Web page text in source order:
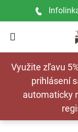
Využite zľavu
prihlásení
automaticky